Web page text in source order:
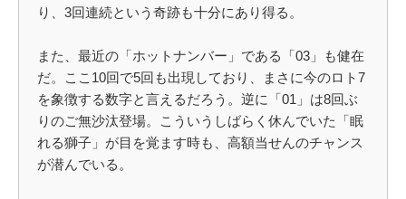
り、3回連続という奇跡も十分にあり得る。
また、最近の「ホットナンバー」である「03」も健在
だ。ここ10回で5回も出現しており、まさに今のロト7
を象徴する数字と言えるだろう。逆に「01」は8回ぶ
りのご無沙汰登場。こういうしばらく休んでいた「眠
れる獅子」が目を覚ます時も、高額当せんのチャンス
が潜んでいる。